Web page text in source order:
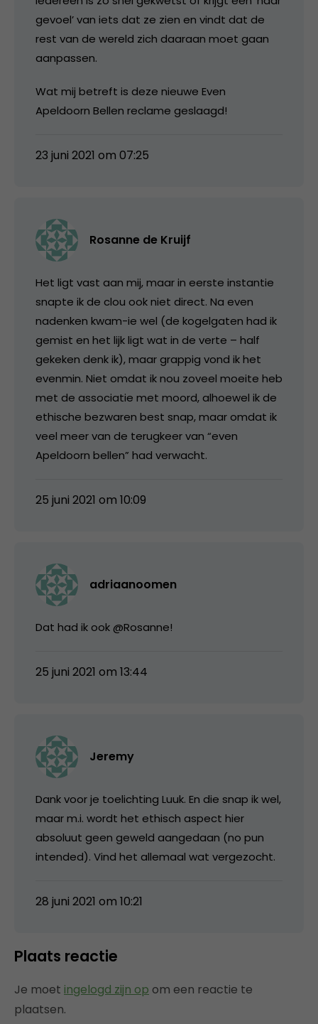
gevoel’ van iets dat ze zien en vindt dat de
rest van de wereld zich daaraan moet gaan
aanpassen.
Wat mij betreft is deze nieuwe Even
Apeldoorn Bellen reclame geslaagd!
23 juni 2021 om 07:25
Rosanne de Kruijf
Het ligt vast aan mij, maar in eerste instantie
snapte ik de clou ook niet direct. Na even
nadenken kwam-ie wel (de kogelgaten had ik
gemist en het lijk ligt wat in de verte – half
gekeken denk ik), maar grappig vond ik het
evenmin. Niet omdat ik nou zoveel moeite heb
met de associatie met moord, alhoewel ik de
ethische bezwaren best snap, maar omdat ik
veel meer van de terugkeer van “even
Apeldoorn bellen” had verwacht.
25 juni 2021 om 10:09
adriaanoomen
Dat had ik ook @Rosanne!
25 juni 2021 om 13:44
Jeremy
Dank voor je toelichting Luuk. En die snap ik wel,
maar m.i. wordt het ethisch aspect hier
absoluut geen geweld aangedaan (no pun
intended). Vind het allemaal wat vergezocht.
28 juni 2021 om 10:21
Plaats reactie
Je moet ingelogd zijn op om een reactie te
plaatsen.